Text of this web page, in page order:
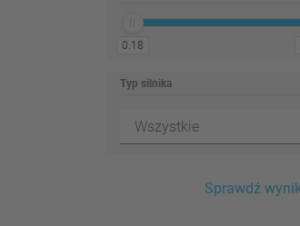
0.18
Typ silnika
Sprawdź wynik